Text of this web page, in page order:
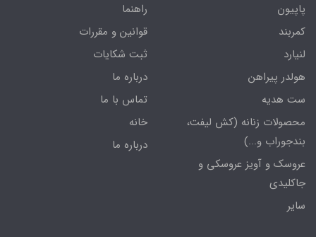
پاپیون
کمربند
لنیارد
هولدر پیراهن
ست هدیه
محصولات زنانه (کش لیفت،
بندجوراب و...)
عروسک و آویز عروسکی و
جاکلیدی
سایر
راهنما
قوانین و مقررات
ثبت شکایات
درباره ما
تماس با ما
خانه
درباره ما